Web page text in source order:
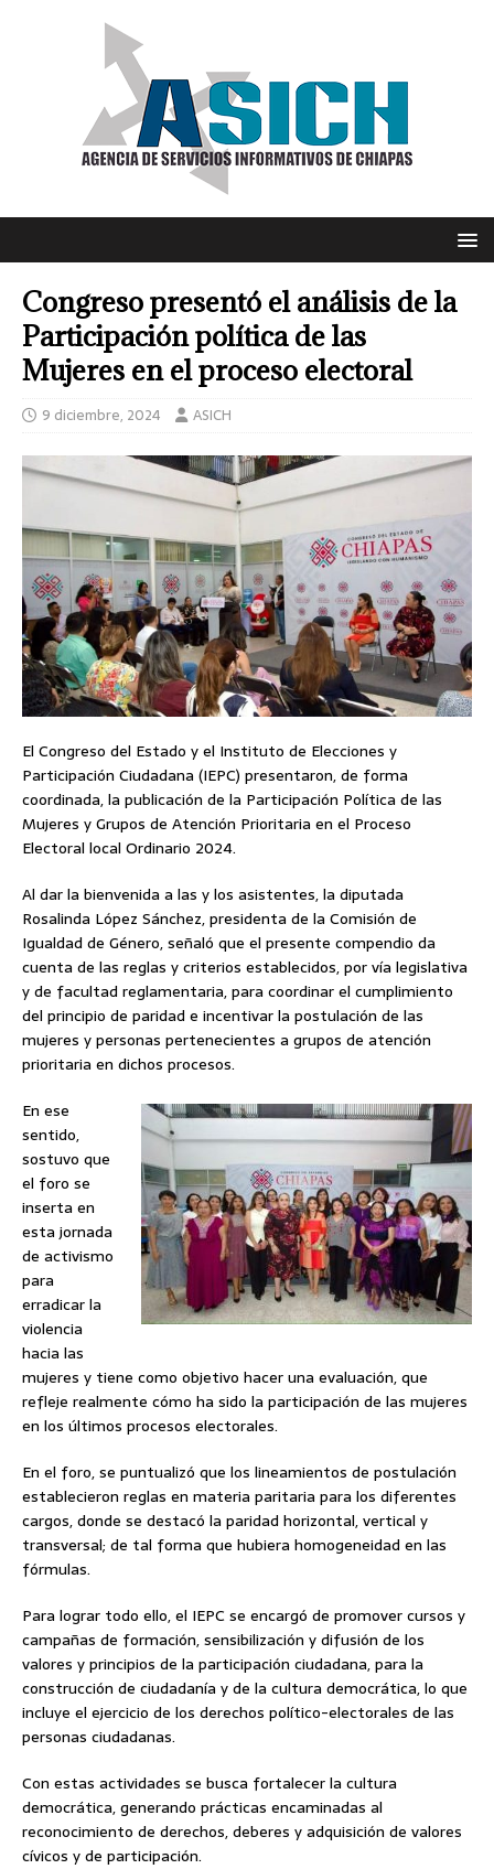
Congreso presentó el análisis de la
Participación política de las
Mujeres en el proceso electoral
9 diciembre, 2024 ASICH
El Congreso del Estado y el Instituto de Elecciones y
Participación Ciudadana (IEPC) presentaron, de forma
coordinada, la publicación de la Participación Política de las
Mujeres y Grupos de Atención Prioritaria en el Proceso
Electoral local Ordinario 2024.
Al dar la bienvenida a las y los asistentes, la diputada
Rosalinda López Sánchez, presidenta de la Comisión de
Igualdad de Género, señaló que el presente compendio da
cuenta de las reglas y criterios establecidos, por vía legislativa
y de facultad reglamentaria, para coordinar el cumplimiento
del principio de paridad e incentivar la postulación de las
mujeres y personas pertenecientes a grupos de atención
prioritaria en dichos procesos.
En ese
sentido,
sostuvo que
el foro se
inserta en
esta jornada
de activismo
para
erradicar la
violencia
hacia las
mujeres y tiene como objetivo hacer una evaluación, que
refleje realmente cómo ha sido la participación de las mujeres
en los últimos procesos electorales.
En el foro, se puntualizó que los lineamientos de postulación
establecieron reglas en materia paritaria para los diferentes
cargos, donde se destacó la paridad horizontal, vertical y
transversal; de tal forma que hubiera homogeneidad en las
fórmulas.
Para lograr todo ello, el IEPC se encargó de promover cursos y
campañas de formación, sensibilización y difusión de los
valores y principios de la participación ciudadana, para la
construcción de ciudadanía y de la cultura democrática, lo que
incluye el ejercicio de los derechos político-electorales de las
personas ciudadanas.
Con estas actividades se busca fortalecer la cultura
democrática, generando prácticas encaminadas al
reconocimiento de derechos, deberes y adquisición de valores
cívicos y de participación.